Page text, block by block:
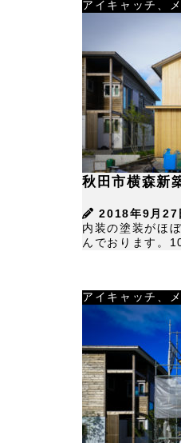
アイキャッチ、
秋田市横森新
2018年9月27
内装の塗装がほ
んでおります。
アイキャッチ、